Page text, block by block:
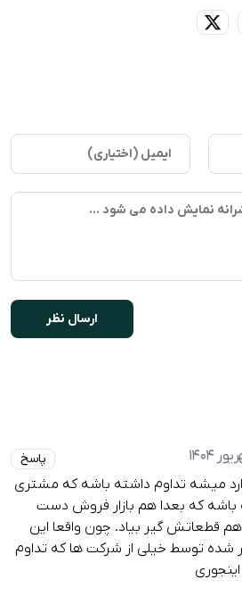
میشه تداوم داشته باشه که مشتری
باشه که بعدا هم بازار فروش دست
قطعاتش گیر بیاد. چون واقعا این
شده توسط خیلی از شرکت ها که تداوم
پاسخ